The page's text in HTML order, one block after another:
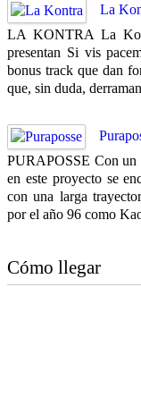
La
LA KONTRA La
presentan Si vis
bonus track que dan
que, sin duda,
PURAPOSSE Con un
en este proyecto se
con una larga
por el año 96 como
Cómo llegar